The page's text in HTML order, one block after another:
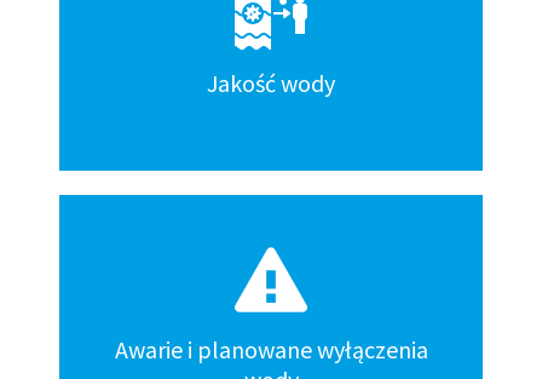
Jakość wody
Awarie i planowane wyłączenia